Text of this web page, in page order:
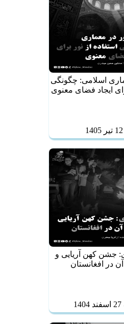
اسلامی: چگونگی
ایجاد فضای معنوی
جشن کهن آریایی و
در افغانستان